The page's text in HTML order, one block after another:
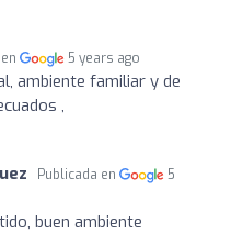
5 years ago
ambiente familiar y de
,
Publicada en
5
buen ambiente